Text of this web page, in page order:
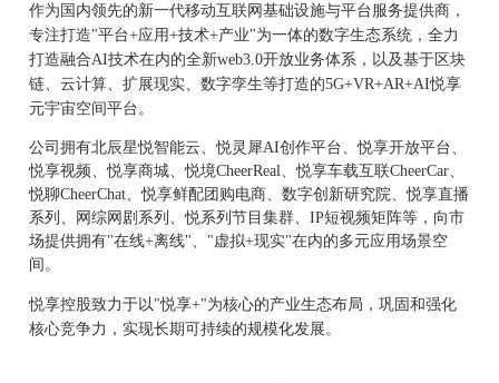
作为国内领先的新一代移动互联网基础设施与平台服务提供商，
专注打造"平台+应用+技术+产业"为一体的数字生态系统，全力
打造融合AI技术在内的全新web3.0开放业务体系，以及基于区块
链、云计算、扩展现实、数字孪生等打造的5G+VR+AR+AI悦享
元宇宙空间平台。
公司拥有北辰星悦智能云、悦灵犀AI创作平台、悦享开放平台、
悦享视频、悦享商城、悦境CheerReal、悦享车载互联CheerCar、
悦聊CheerChat、悦享鲜配团购电商、数字创新研究院、悦享直播
系列、网综网剧系列、悦系列节目集群、IP短视频矩阵等，向市
场提供拥有"在线+离线"、"虚拟+现实"在内的多元应用场景空
间。
悦享控股致力于以"悦享+"为核心的产业生态布局，巩固和强化
核心竞争力，实现长期可持续的规模化发展。